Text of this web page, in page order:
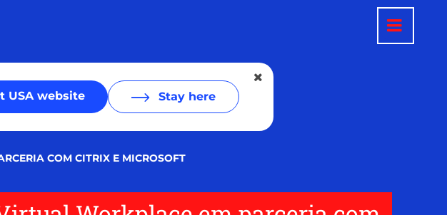
USA website Stay here
COM CITRIX E MICROSOFT